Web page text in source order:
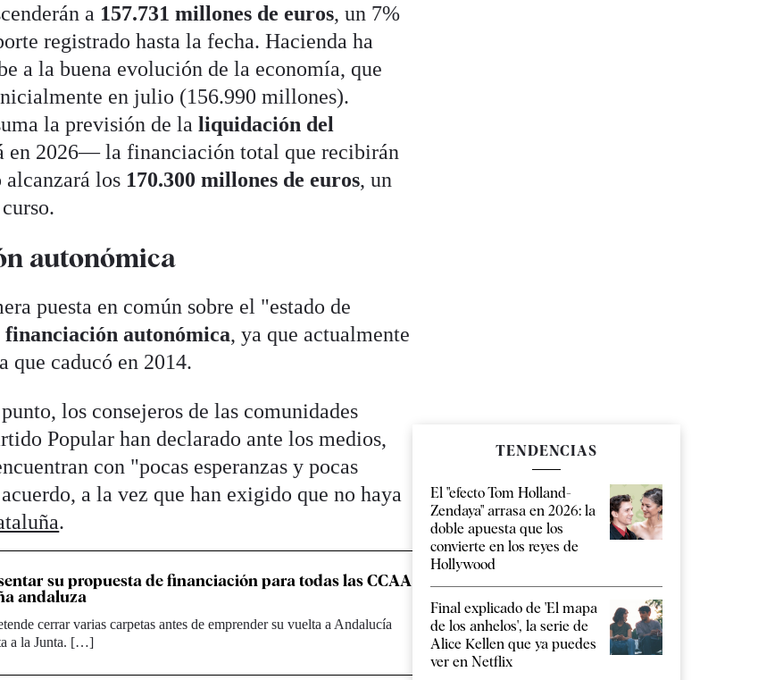
a 157.731 millones de euros, un 7%
registrado hasta la fecha. Hacienda ha
a la buena evolución de la economía, que
en julio (156.990 millones).
la previsión de laliquidación del
en 2026— la financiación total que recibirán
los 170.300 millones de euros, un
autonómica
puesta en común sobre el "estado de
financiación autonómica, ya que actualmente
que caducó en 2014.
los consejeros de las comunidades
Popular han declarado ante los medios,
con "pocas esperanzas y pocas
a la vez que han exigido que no haya
.
su propuesta de financiación para todas las CCAA
andaluza
cerrar varias carpetas antes de emprender su vuelta a Andalucía
a la Junta. […]
TENDENCIAS
El "efecto Tom Holland-
Zendaya" arrasa en 2026: la
doble apuesta que los
convierte en los reyes de
Hollywood
Final explicado de 'El mapa
de los anhelos', la serie de
Alice Kellen que ya puedes
ver en Netflix